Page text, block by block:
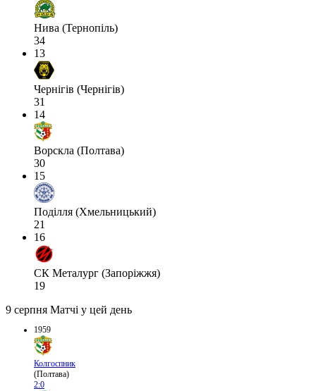
Нива (Тернопіль)
34
13
Чернігів (Чернігів)
31
14
Ворскла (Полтава)
30
15
Поділля (Хмельницький)
21
16
СК Металург (Запоріжжя)
19
9 серпня Матчі у цей день
1959
Колгоспник
(Полтава)
2:0